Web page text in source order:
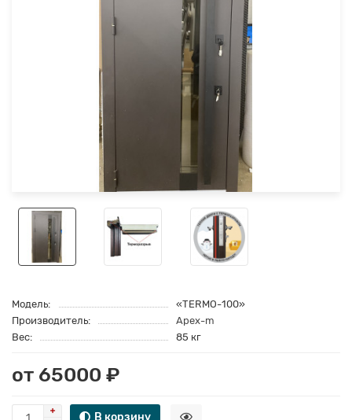
Модель:
«TERMO-100»
Производитель:
Apex-m
Вес:
85 кг
от 65000 ₽
В корзину